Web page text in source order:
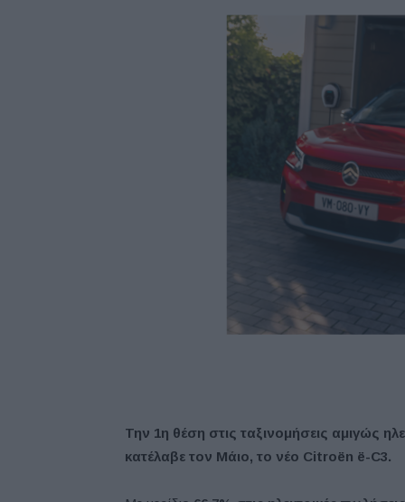
Την 1η θέση στις ταξινομήσεις αμιγώς
κατέλαβε τον Μάιο, το νέο Citroën ë-C3.